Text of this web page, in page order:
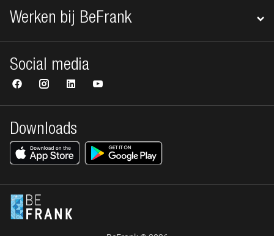
Werken bij BeFrank
Downloads
Social media